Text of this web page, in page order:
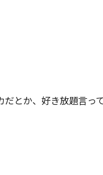
とか、好き放題言っ